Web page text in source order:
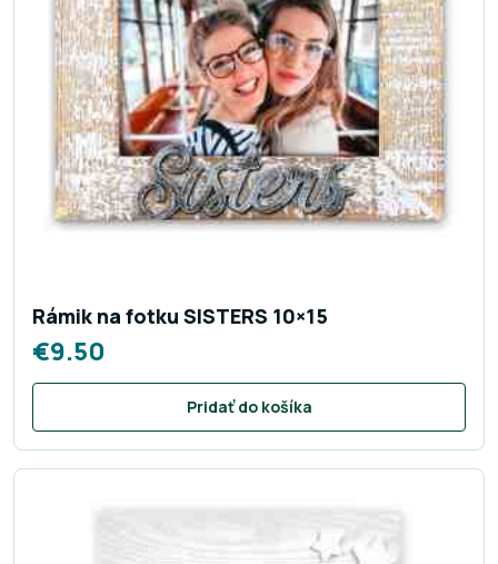
Rámik na fotku SISTERS 10×15
€9.50
Pridať do košíka